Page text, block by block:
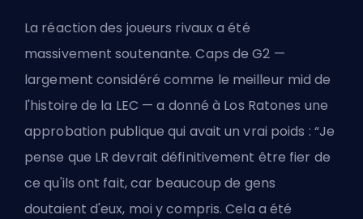
La réaction des joueurs rivaux a été
massivement soutenante. Caps de G2 —
largement considéré comme le meilleur mid de
l'histoire de la LEC — a donné à Los Ratones une
approbation publique qui avait un vrai poids : “Je
pense que LR devrait définitivement être fier de
ce qu'ils ont fait, car beaucoup de gens
doutaient d'eux, moi y compris. Cela a été